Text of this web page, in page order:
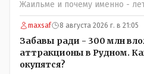
отвечать не намерен, но
нужно было проверить. Что
называете зависимостью, то у
представление об этом
Жаильме и почему именно -
maxsaf 8 августа 2026 г. в 21:05
Забавы ради - 300 млн
аттракционы в Рудном.
окупятся?